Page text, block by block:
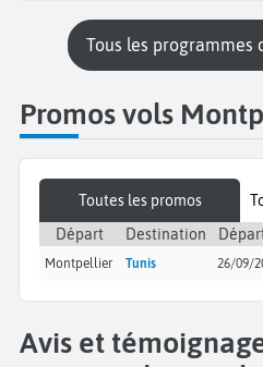
Tous les programmes
Promos vols
Toutes les promos
Départ
Destination
Montpellier Tunis 26/09/
Avis et